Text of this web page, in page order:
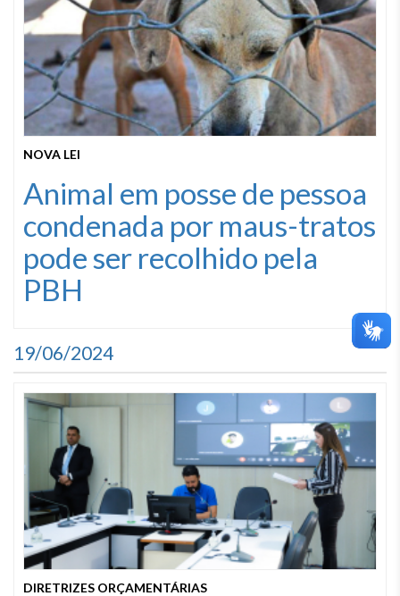
NOVA LEI
Animal em posse de pessoa
condenada por maus-tratos
pode ser recolhido pela
PBH
19/06/2024
DIRETRIZES ORÇAMENTÁRIAS